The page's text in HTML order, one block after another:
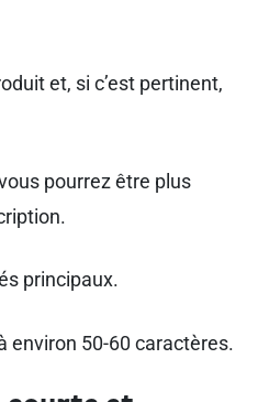
et, si c’est pertinent,
pourrez être plus
principaux.
environ 50-60 caractères.